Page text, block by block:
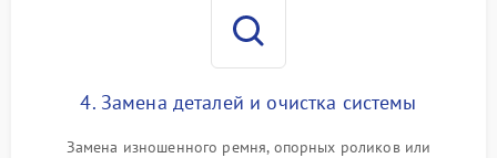
4. Замена деталей и очистка системы
Замена изношенного ремня, опорных роликов или